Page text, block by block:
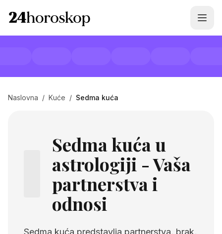
Naslovna / Kuće / Sedma kuća
Sedma kuća u
astrologiji - Vaša
partnerstva i
odnosi
Sedma kuća predstavlja partnerstva, brak,